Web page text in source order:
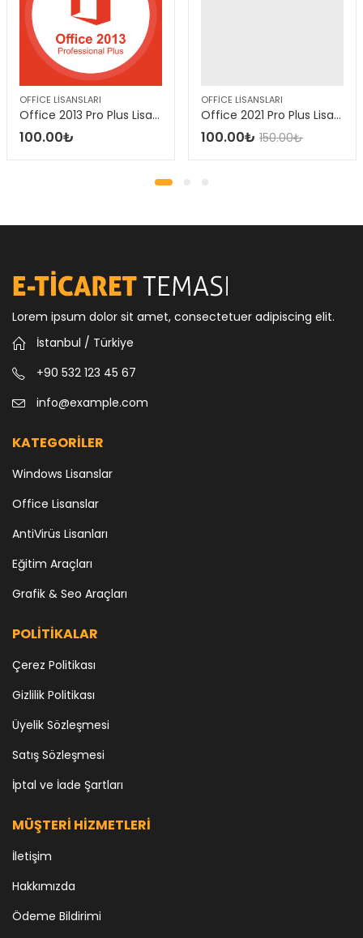
OFFICE LISANSLARI
Office 2013 Pro Plus Lisans
100.00₺
OFFICE LISANSLARI
Office 2021 Pro Plus Lisans
100.00₺ 150.00₺
Lorem ipsum dolor sit amet, consectetuer adipiscing elit.
İstanbul / Türkiye
+90 532 123 45 67
info@example.com
KATEGORİLER
Windows Lisanslar
Office Lisanslar
AntiVirüs Lisanları
Eğitim Araçları
Grafik & Seo Araçları
POLİTİKALAR
Çerez Politikası
Gizlilik Politikası
Üyelik Sözleşmesi
Satış Sözleşmesi
İptal ve İade Şartları
MÜŞTERİ HİZMETLERİ
İletişim
Hakkımızda
Ödeme Bildirimi